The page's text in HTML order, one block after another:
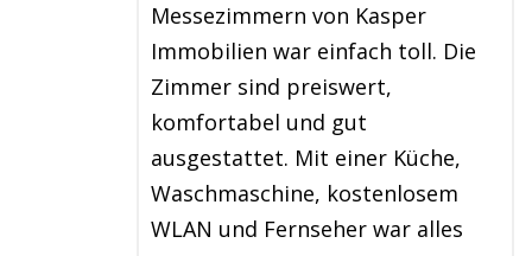
Messezimmern von Kasper
Immobilien war einfach toll. Die
Zimmer sind preiswert,
komfortabel und gut
ausgestattet. Mit einer Küche,
Waschmaschine, kostenlosem
WLAN und Fernseher war alles